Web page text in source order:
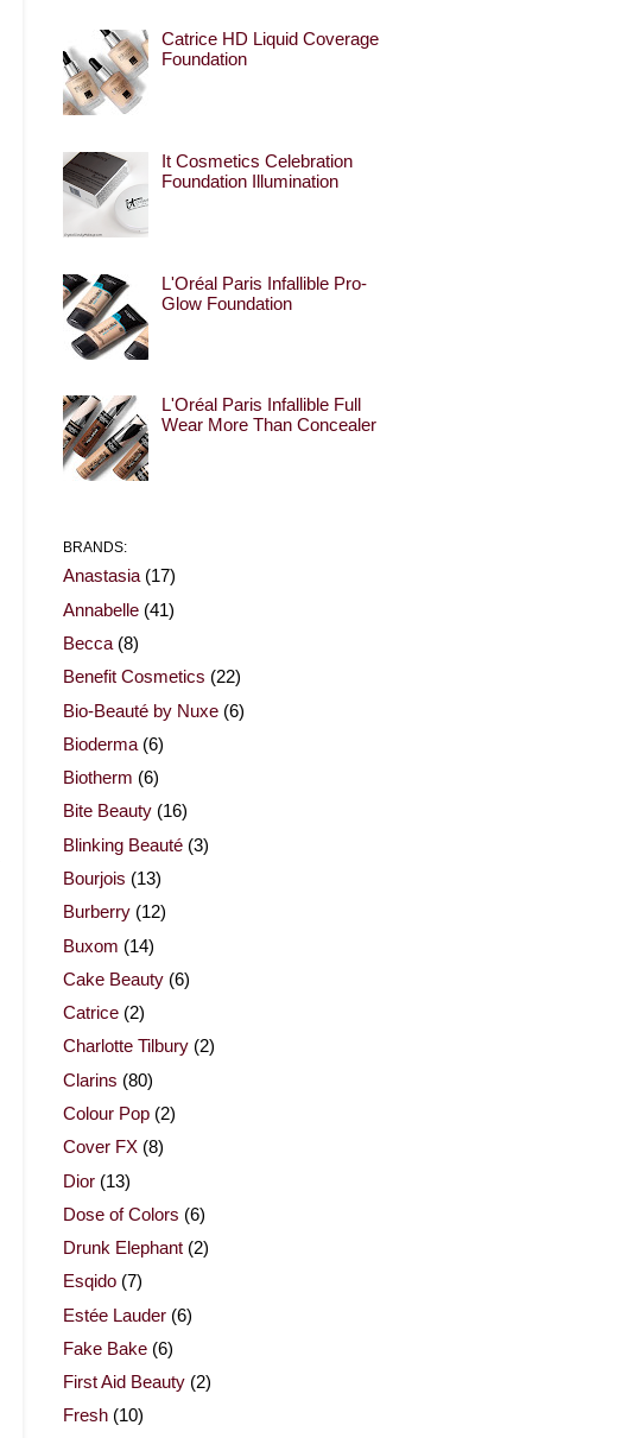
Catrice HD Liquid Coverage
Foundation
It Cosmetics Celebration
Foundation Illumination
L'Oréal Paris Infallible Pro-
Glow Foundation
L'Oréal Paris Infallible Full
Wear More Than Concealer
BRANDS:
Anastasia (17)
Annabelle (41)
Becca (8)
Benefit Cosmetics (22)
Bio-Beauté by Nuxe (6)
Bioderma (6)
Biotherm (6)
Bite Beauty (16)
Blinking Beauté (3)
Bourjois (13)
Burberry (12)
Buxom (14)
Cake Beauty (6)
Catrice (2)
Charlotte Tilbury (2)
Clarins (80)
Colour Pop (2)
Cover FX (8)
Dior (13)
Dose of Colors (6)
Drunk Elephant (2)
Esqido (7)
Estée Lauder (6)
Fake Bake (6)
First Aid Beauty (2)
Fresh (10)